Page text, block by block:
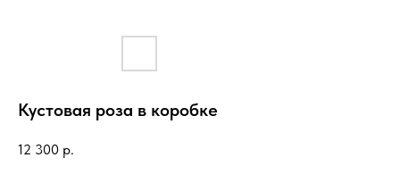
Кустовая роза в коробке
12 300 р.